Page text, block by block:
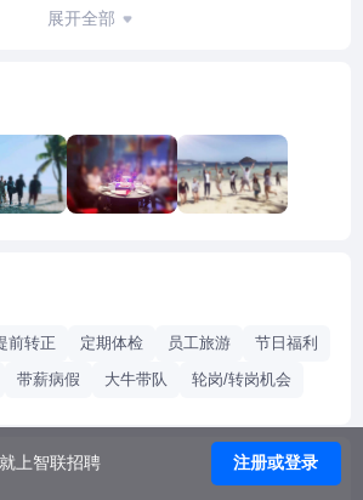
们有“海纳百川”的胸怀，通过“合伙人
自世界500强企业以及全球顶级公关公
是传统的公关代理公司，我们的团队
，还有营销家、创意人、创变者、作
，即“以客户和工作为中心”。我们足够
击力的整合传播，也为我们的团队赢得
展开全部
前转正 定期体检 员工旅游
节日福利
带薪病假 大牛带队 轮岗/转岗机会
上智联招聘 注册或登录